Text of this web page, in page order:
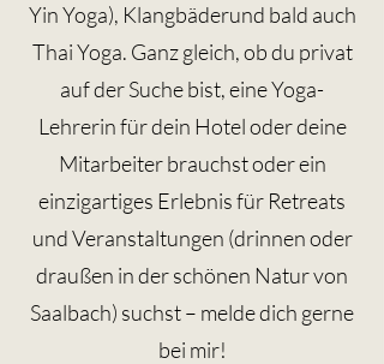
Yin Yoga), Klangbäderund bald auch
Thai Yoga. Ganz gleich, ob du privat
auf der Suche bist, eine Yoga-
Lehrerin für dein Hotel oder deine
Mitarbeiter brauchst oder ein
einzigartiges Erlebnis für Retreats
und Veranstaltungen (drinnen oder
draußen in der schönen Natur von
Saalbach) suchst – melde dich gerne
bei mir!